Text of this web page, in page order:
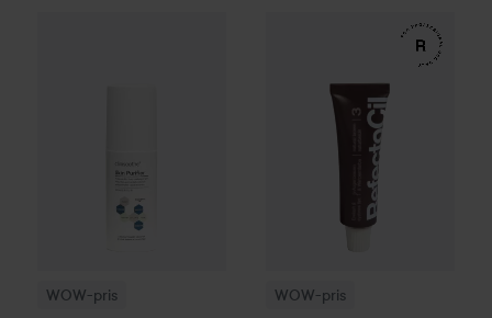
WOW-pris
Rekommenderat pris 279 kr
WOW-pris
RefectoCilEyelash